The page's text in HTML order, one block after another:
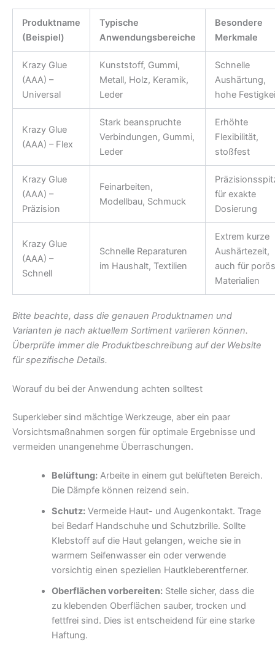
Produktname
(Beispiel)
Typische
Anwendungsbereiche
Besondere
Merkmale
Krazy Glue
(AAA) –
Universal
Kunststoff, Gummi,
Metall, Holz, Keramik,
Leder
Schnelle
Aushärtung,
hohe
Krazy Glue
(AAA) – Flex
Stark beanspruchte
Verbindungen, Gummi,
Leder
Erhöhte
Flexibilität,
stoßfest
Krazy Glue
(AAA) –
Präzision
Feinarbeiten,
Modellbau, Schmuck
für exakte
Dosierung
Krazy Glue
(AAA) –
Schnell
Schnelle Reparaturen
im Haushalt, Textilien
Extrem kurze
Aushärtezeit,
auch für
Materialien
Bitte beachte, dass die genauen Produktnamen und
Varianten je nach aktuellem Sortiment variieren können.
Überprüfe immer die Produktbeschreibung auf der Website
für spezifische Details.
Worauf du bei der Anwendung achten solltest
Superkleber sind mächtige Werkzeuge, aber ein paar
Vorsichtsmaßnahmen sorgen für optimale Ergebnisse und
vermeiden unangenehme Überraschungen.
Belüftung:Arbeite in einem gut belüfteten Bereich.
Die Dämpfe können reizend sein.
Schutz:Vermeide Haut- und Augenkontakt. Trage
bei Bedarf Handschuhe und Schutzbrille. Sollte
Klebstoff auf die Haut gelangen, weiche sie in
warmem Seifenwasser ein oder verwende
vorsichtig einen speziellen Hautkleberentferner.
Oberflächen vorbereiten:Stelle sicher, dass die
zu klebenden Oberflächen sauber, trocken und
fettfrei sind. Dies ist entscheidend für eine starke
Haftung.